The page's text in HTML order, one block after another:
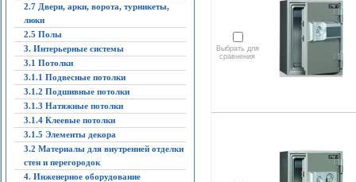
2.7 Двери, арки, ворота, турникеты,
люки
2.5 Полы
3. Интерьерные системы
3.1 Потолки
3.1.1 Подвесные потолки
3.1.2 Подшивные потолки
3.1.3 Натяжные потолки
3.1.4 Клеевые потолки
3.1.5 Элементы декора
3.2 Материалы для внутренней отделки
стен и перегородок
4. Инженерное оборудование
Выбрать для
сравнения